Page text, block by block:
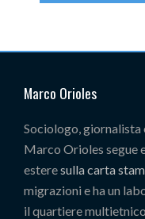
Marco Orioles
Sociologo, giornalista
Marco Orioles segue
esteresulla carta
migrazioni e ha un
il quartiere